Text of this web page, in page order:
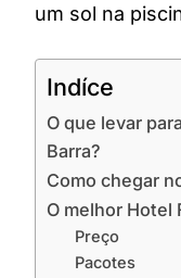
um sol na
Indíce
O que levar
Barra?
Como chegar
O melhor Hotel
Preço
Pacotes